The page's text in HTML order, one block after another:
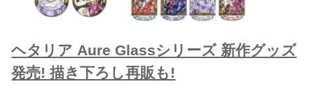
ヘタリア Aure Glassシリーズ 新作グッズ
発売! 描き下ろし再販も!